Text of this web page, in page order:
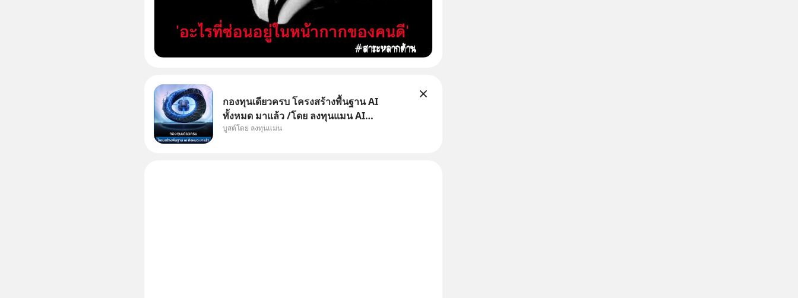
กองทุนเดียวครบ โครงสร้างพื้นฐาน AI
ทั้งหมด มาแล้ว /โดย ลงทุนแมน AI
Supercycle คือช่วงเวลาที่เทคโนโลยีปัญญา
บูสต์โดย ลงทุนแมน